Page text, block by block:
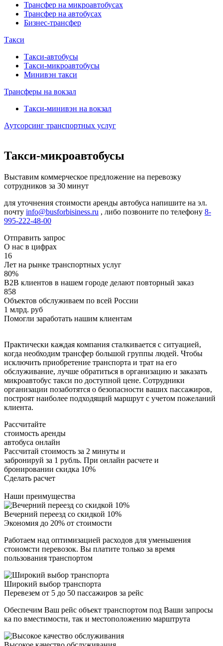
Трансфер на микроавтобусах
Трансфер на автобусах
Бизнес-трансфер
Такси
Такси-автобусы
Такси-микроавтобусы
Минивэн такси
Трансферы на вокзал
Такси-минивэн на вокзал
Аутсорсинг транспортных услуг
Такси-микроавтобусы
Выставим коммерческое предложение на перевозку
сотрудников за 30 минут
для уточнения стоимости аренды автобуса напишите на эл.
почту info@busforbisiness.ru , либо позвоните по телефону 8-
995-222-48-00
Отправить запрос
О нас в цифрах
16
Лет на рынке транспортных услуг
80%
B2B клиентов в нашем городе делают повторный заказ
858
Объектов обслуживаем по всей России
1 млрд. руб
Помогли заработать нашим клиентам
Практически каждая компания сталкивается с ситуацией,
когда необходим трансфер большой группы людей. Чтобы
исключить приобретение транспорта и трат на его
обслуживание, лучше обратиться в организацию и заказать
микроавтобус такси по доступной цене. Сотрудники
организации позаботятся о безопасности ваших пассажиров,
построят наиболее подходящий маршрут с учетом пожеланий
клиента.
Рассчитайте
стоимость аренды
автобуса онлайн
Рассчитай стоимость за 2 минуты и
забронируй за 1 рубль. При онлайн расчете и
бронировании скидка 10%
Сделать расчет
Наши преимущества
Вечерний переезд со скидкой 10%
Экономия до 20% от стоимости
Работаем над оптимизацией расходов для уменьшения
стоиомсти перевозок. Вы платите только за время
пользования транспортом
Широкий выбор транспорта
Перевезем от 5 до 50 пассажиров за рейс
Обеспечим Ваш рейс объект транспортом под Ваши запросы
ка по вместимости, так и местоположению марштрута